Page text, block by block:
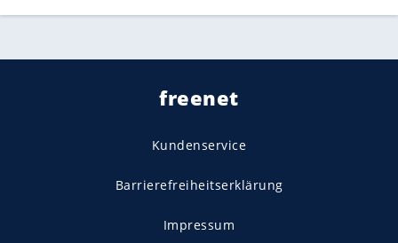
freenet
Kundenservice
Barrierefreiheitserklärung
Impressum